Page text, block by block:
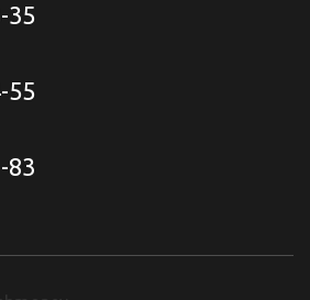
35
55
83